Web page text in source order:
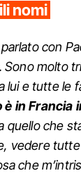
nomi
con
Sono molto
lui e tutte le
è in Francia
quello che
vedere
che